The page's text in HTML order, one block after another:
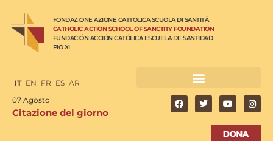
FONDAZIONE AZIONE CATTOLICA SCUOLA DI SANTITÀ
CATHOLIC ACTION SCHOOL OF SANCTITY FOUNDATION
FUNDACIÓN ACCIÓN CATÓLICA ESCUELA DE SANTIDAD
PIO XI
IT EN FR ES AR
07 Agosto
Citazione del giorno